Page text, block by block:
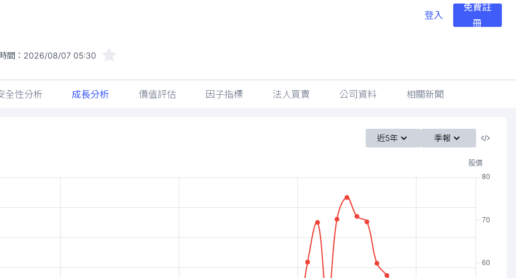
登入
免費註
冊
間： 2026/08/07 05:30
全性分析 成長分析 價值評估 因子指標 法人買賣 公司資料 相關新聞
近5年 季報